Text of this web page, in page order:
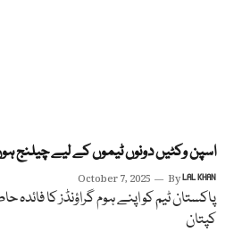
اسپن وکٹیں دونوں ٹیموں کے لیے چیلنج
October 7, 2025 ByLAL KHAN
پاکستان ٹیم کو اپنے ہوم گراؤنڈز کا فائدہ
کپتان